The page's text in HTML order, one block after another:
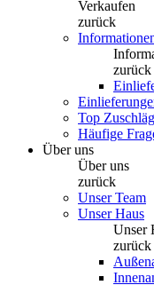
Verkaufen
zurück
zurück
Top
Häufige
Über uns
Über uns
zurück
Unser Team
Unser Haus
Unser
zurück